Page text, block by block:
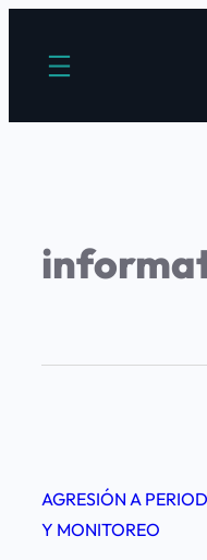
AGRESIÓN A
Y MONITOREO